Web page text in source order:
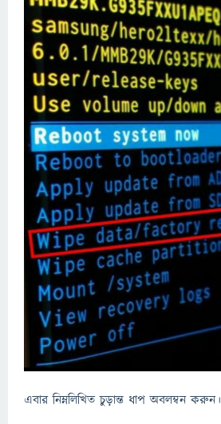
এবার নিম্নলিখিত চুড়ান্ত ধাপ অবলম্বন করুন।